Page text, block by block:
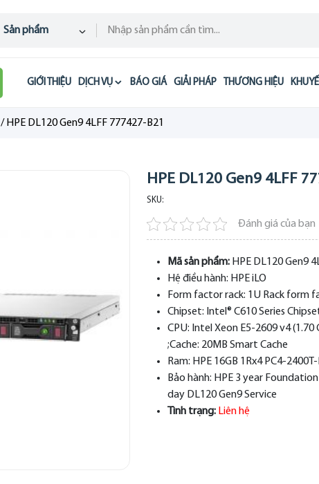
Sản phẩm
GIỚI THIỆU DỊCH VỤ BÁO GIÁ GIẢI PHÁP THƯƠNG HIỆU
/ HPE DL120 Gen9 4LFF 777427-B21
HPE DL120 Gen9 4LFF
SKU:
Đánh giá của bạn
Mã sản phẩm: HPE DL120 Gen9
Hệ điều hành: HPE iLO
Form factor rack: 1U Rack form
Chipset: Intel® C610 Series
CPU: Intel Xeon E5-2609 v4 (1.70
;Cache: 20MB Smart Cache
Ram: HPE 16GB 1Rx4 PC4-
Bảo hành: HPE 3 year
day DL120 Gen9 Service
Tình trạng: Liên hệ